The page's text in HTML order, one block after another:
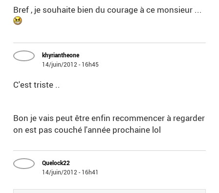
Bref , je souhaite bien du courage à ce monsieur ...
khyriantheone
14/juin/2012 - 16h45
C'est triste ..
Bon je vais peut être enfin recommencer à regarder
on est pas couché l'année prochaine lol
Quelock22
14/juin/2012 - 16h41